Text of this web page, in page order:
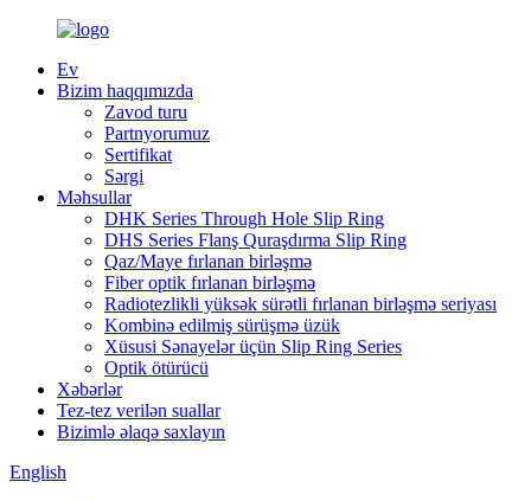
Ev
Bizim haqqımızda
Zavod turu
Partnyorumuz
Sertifikat
Sərgi
Məhsullar
DHK Series Through Hole Slip Ring
DHS Series Flanş Quraşdırma Slip Ring
Qaz/Maye fırlanan birləşmə
Fiber optik fırlanan birləşmə
Radiotezlikli yüksək sürətli fırlanan birləşmə seriyası
Kombinə edilmiş sürüşmə üzük
Xüsusi Sənayelər üçün Slip Ring Series
Optik ötürücü
Xəbərlər
Tez-tez verilən suallar
Bizimlə əlaqə saxlayın
English